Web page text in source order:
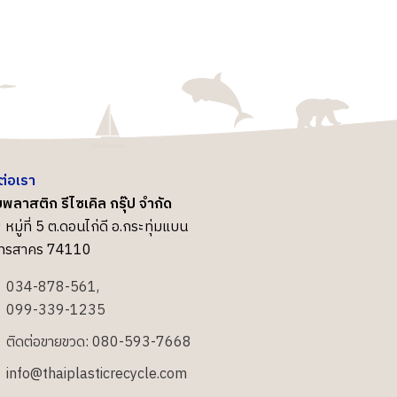
เรา
ลาสติก รีไซเคิล กรุ๊ป จำกัด
มู่ที่ 5 ต.ดอนไก่ดี อ.กระทุ่มแบน
สาคร 74110
034-878-561,
099-339-1235
ติดต่อขายขวด: 080-593-7668
info@thaiplasticrecycle.com